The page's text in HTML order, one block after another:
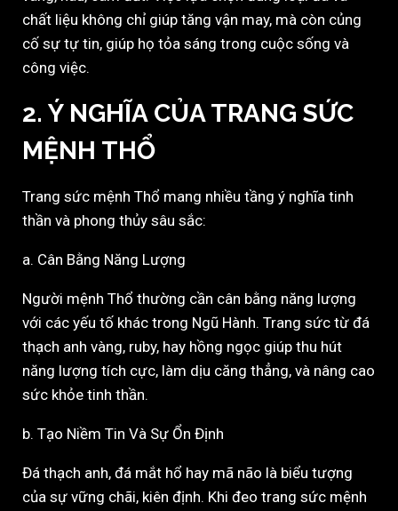
chất liệu không chỉ giúp tăng vận may, mà còn củng
cố sự tự tin, giúp họ tỏa sáng trong cuộc sống và
công việc.
2. Ý NGHĨA CỦA TRANG SỨC
MỆNH THỔ
Trang sức mệnh Thổ mang nhiều tầng ý nghĩa tinh
thần và phong thủy sâu sắc:
a. Cân Bằng Năng Lượng
Người mệnh Thổ thường cần cân bằng năng lượng
với các yếu tố khác trong Ngũ Hành. Trang sức từ đá
thạch anh vàng, ruby, hay hồng ngọc giúp thu hút
năng lượng tích cực, làm dịu căng thẳng, và nâng cao
sức khỏe tinh thần.
b. Tạo Niềm Tin Và Sự Ổn Định
Đá thạch anh, đá mắt hổ hay mã não là biểu tượng
của sự vững chãi, kiên định. Khi đeo trang sức mệnh